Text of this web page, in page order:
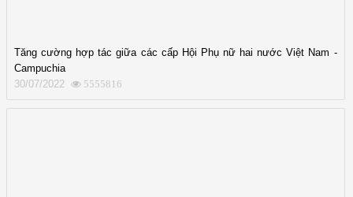
Tăng cường hợp tác giữa các cấp Hội Phụ nữ hai nước Việt Nam -
Campuchia
30/07/2022
5555816